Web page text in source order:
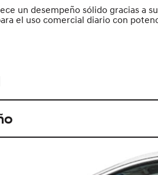
un desempeño sólido gracias a
el uso comercial diario con